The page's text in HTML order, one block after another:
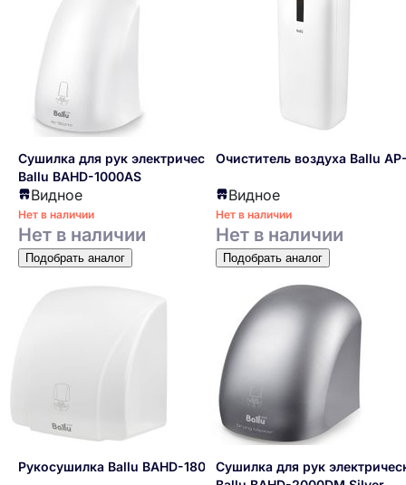
Сушилка для рук электрическая
Ballu BAHD-1000AS
Видное
Нет в наличии
Нет в наличии
Подобрать аналог
Очиститель воздуха Ballu
Видное
Нет в наличии
Нет в наличии
Подобрать аналог
Рукосушилка Ballu BAHD-1800
Сушилка для рук